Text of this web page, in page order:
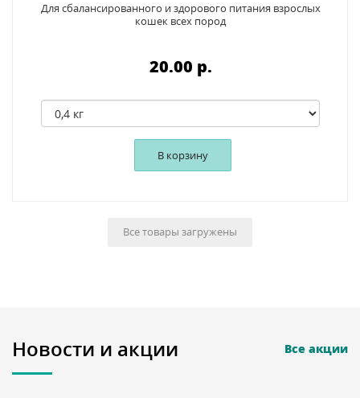
Для сбалансированного и здорового питания взрослых
кошек всех пород
20.00 p.
В корзину
Все товары загружены
Новости и акции Все акции